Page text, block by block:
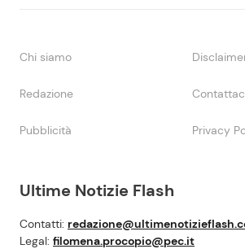
Ultime Notizie Flash
Contatti:
Legal: filomena.procopio@pec.it
Chi siamo
Redazione
Pubblicità Privacy